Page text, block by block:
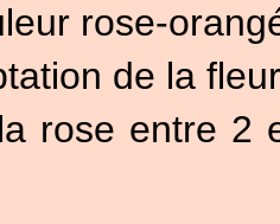
rose-
de la
rose entre 2